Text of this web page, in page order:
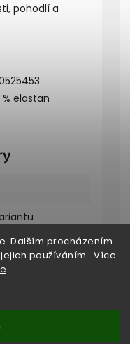
Dalším procházením
používáním.. Více
.
pohodlí a
elastan
práva vyhrazena.